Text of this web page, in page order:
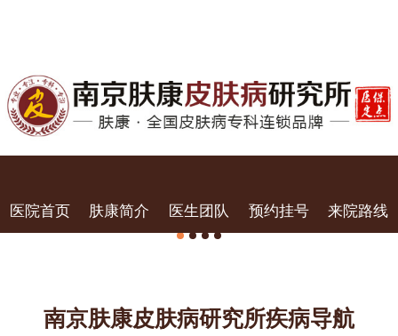
医院首页 肤康简介 医生团队 预约挂号 来院路线
南京肤康皮肤病研究所疾病导航